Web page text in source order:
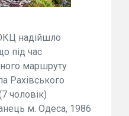
надійшло
під час
маршруту
Рахівського
чоловік)
м. Одеса, 1986